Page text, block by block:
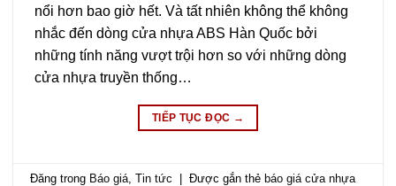
nổi hơn bao giờ hết. Và tất nhiên không thể không
nhắc đến dòng cửa nhựa ABS Hàn Quốc bởi
những tính năng vượt trội hơn so với những dòng
cửa nhựa truyền thống…
TIẾP TỤC ĐỌC →
Đăng trong Báo giá ,Tin tức | Được gắn thẻbáo giá cửa nhựa